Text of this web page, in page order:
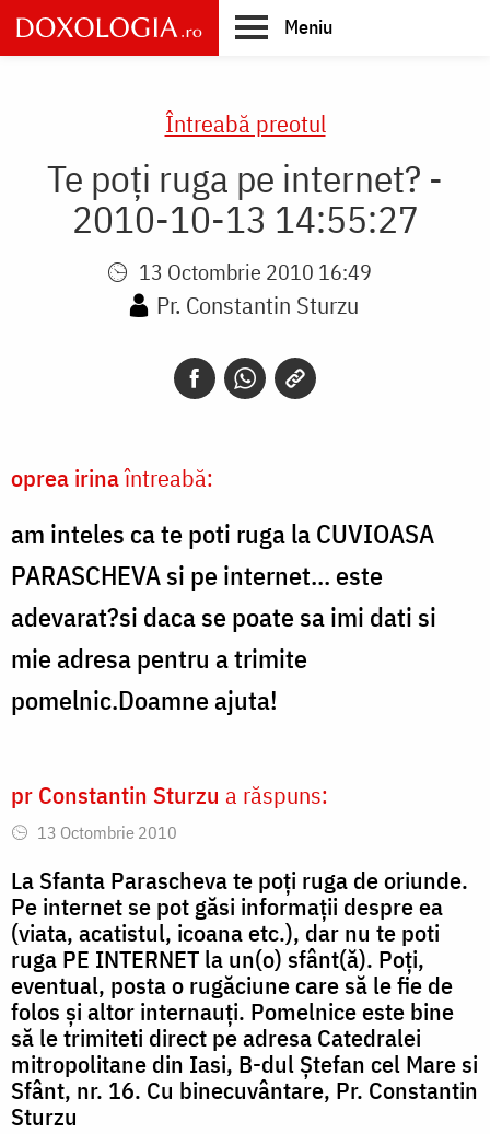
Skip
to
main
Meniu
Întreabă preotul
Te poți ruga pe internet? -
2010-10-13 14:55:27
13 Octombrie 2010 16:49
Pr. Constantin Sturzu
oprea irinaîntreabă:
am inteles ca te poti ruga la CUVIOASA
PARASCHEVA si pe internet... este
adevarat?si daca se poate sa imi dati si
mie adresa pentru a trimite
pomelnic.Doamne ajuta!
pr Constantin Sturzu a răspuns:
13 Octombrie 2010
La Sfanta Parascheva te poți ruga de oriunde.
Pe internet se pot găsi informații despre ea
(viata, acatistul, icoana etc.), dar nu te poti
ruga PE INTERNET la un(o) sfânt(ă). Poți,
eventual, posta o rugăciune care să le fie de
folos și altor internauți. Pomelnice este bine
să le trimiteti direct pe adresa Catedralei
mitropolitane din Iasi, B-dul Ștefan cel Mare si
Sfânt, nr. 16. Cu binecuvântare, Pr. Constantin
Sturzu